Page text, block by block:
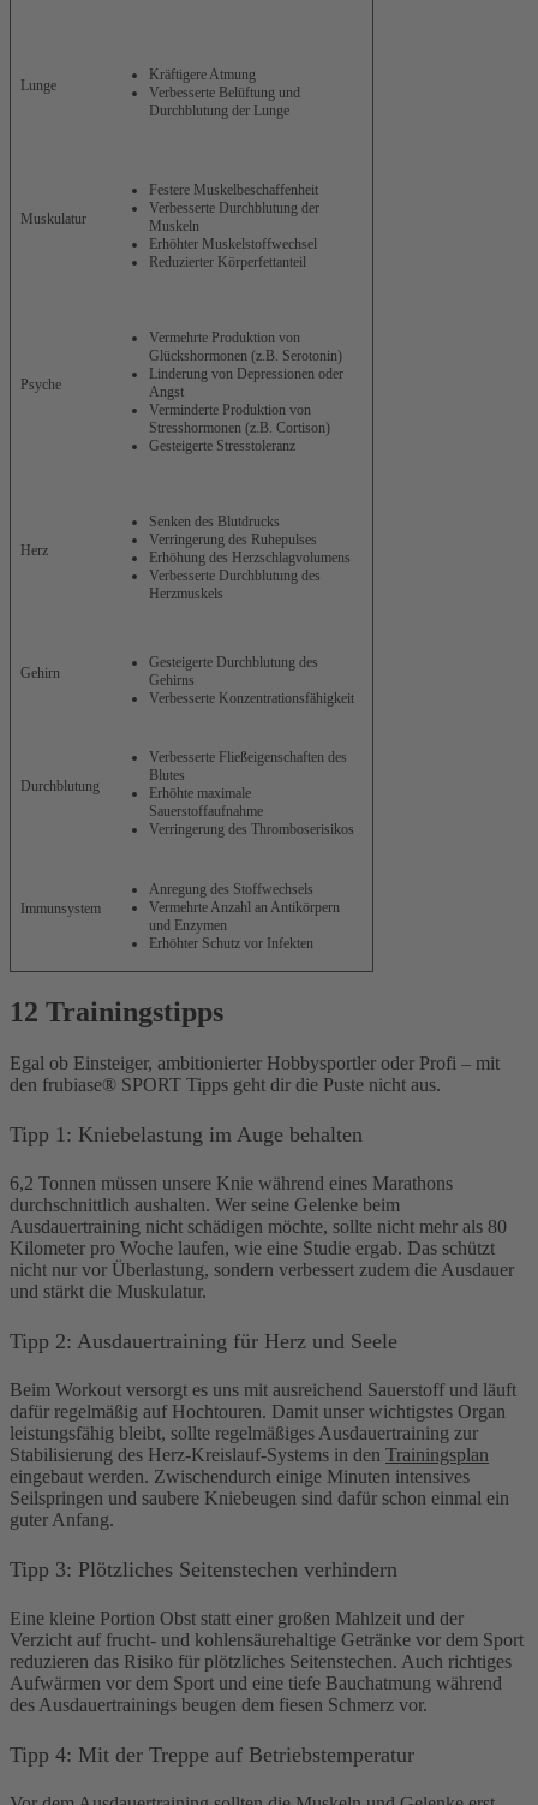
Lunge
Kräftigere Atmung
Verbesserte Belüftung und
Durchblutung der Lunge
Muskulatur
Festere Muskelbeschaffenheit
Verbesserte Durchblutung der
Muskeln
Erhöhter Muskelstoffwechsel
Reduzierter Körperfettanteil
Psyche
Vermehrte Produktion von
Glückshormonen (z.B. Serotonin)
Linderung von Depressionen oder
Angst
Verminderte Produktion von
Stresshormonen (z.B. Cortison)
Gesteigerte Stresstoleranz
Herz
Senken des Blutdrucks
Verringerung des Ruhepulses
Erhöhung des Herzschlagvolumens
Verbesserte Durchblutung des
Herzmuskels
Gehirn
Gesteigerte Durchblutung des
Gehirns
Verbesserte Konzentrationsfähigkeit
Durchblutung
Verbesserte Fließeigenschaften des
Blutes
Erhöhte maximale
Sauerstoffaufnahme
Verringerung des Thromboserisikos
Immunsystem
Anregung des Stoffwechsels
Vermehrte Anzahl an Antikörpern
und Enzymen
Erhöhter Schutz vor Infekten
12 Trainingstipps
Egal ob Einsteiger, ambitionierter Hobbysportler oder Profi – mit
den frubiase® SPORT Tipps geht dir die Puste nicht aus.
Tipp 1: Kniebelastung im Auge behalten
6,2 Tonnen müssen unsere Knie während eines Marathons
durchschnittlich aushalten. Wer seine Gelenke beim
Ausdauertraining nicht schädigen möchte, sollte nicht mehr als 80
Kilometer pro Woche laufen, wie eine Studie ergab. Das schützt
nicht nur vor Überlastung, sondern verbessert zudem die Ausdauer
und stärkt die Muskulatur.
Tipp 2: Ausdauertraining für Herz und Seele
Beim Workout versorgt es uns mit ausreichend Sauerstoff und läuft
dafür regelmäßig auf Hochtouren. Damit unser wichtigstes Organ
leistungsfähig bleibt, sollte regelmäßiges Ausdauertraining zur
Stabilisierung des Herz-Kreislauf-Systems in den Trainingsplan
eingebaut werden. Zwischendurch einige Minuten intensives
Seilspringen und saubere Kniebeugen sind dafür schon einmal ein
guter Anfang.
Tipp 3: Plötzliches Seitenstechen verhindern
Eine kleine Portion Obst statt einer großen Mahlzeit und der
Verzicht auf frucht- und kohlensäurehaltige Getränke vor dem Sport
reduzieren das Risiko für plötzliches Seitenstechen. Auch richtiges
Aufwärmen vor dem Sport und eine tiefe Bauchatmung während
des Ausdauertrainings beugen dem fiesen Schmerz vor.
Tipp 4: Mit der Treppe auf Betriebstemperatur